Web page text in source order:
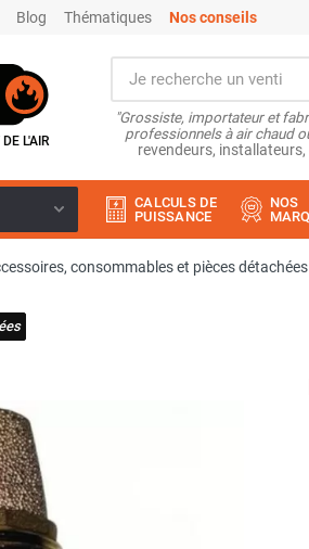
Blog Thématiques Nos conseils
L'AIR
"Grossiste, importateur et
professionnels à air chaud
revendeurs,
et
CALCULS DE
PUISSANCE
NOS
consommables et pièces détachées